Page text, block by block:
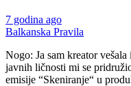
7 godina ago
Balkanska Pravila
Nogo: Ja sam kreator
javnih ličnosti mi se
emisije “Skeniranje“ u